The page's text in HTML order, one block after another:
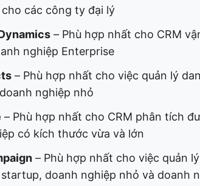
các công ty đại lý
– Phù hợp nhất cho CRM
nghiệp Enterprise
– Phù hợp nhất cho việc quản lý
nghiệp nhỏ
– Phù hợp nhất cho CRM phân tích
có kích thước vừa và lớn
– Phù hợp nhất cho việc quản
doanh nghiệp nhỏ và doanh